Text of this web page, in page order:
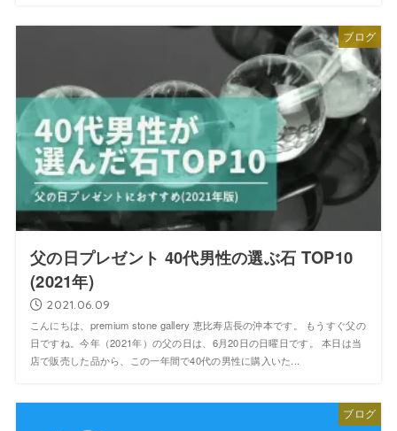
ブログ
父の日プレゼント 40代男性の選ぶ石 TOP10
(2021年)
2021.06.09
こんにちは、premium stone gallery 恵比寿店長の沖本です。 もうすぐ父の
日ですね。今年（2021年）の父の日は、6月20日の日曜日です。 本日は当
店で販売した品から、この一年間で40代の男性に購入いた...
ブログ